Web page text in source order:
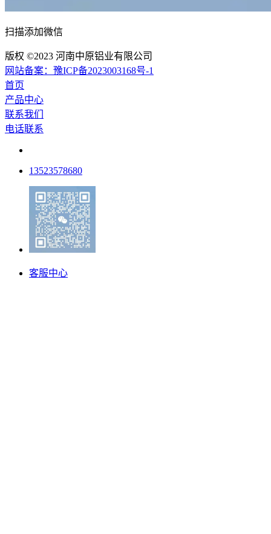
扫描添加微信
版权 ©2023 河南中原铝业有限公司
网站备案：豫ICP备2023003168号-1
首页
产品中心
联系我们
电话联系
13523578680
客服中心